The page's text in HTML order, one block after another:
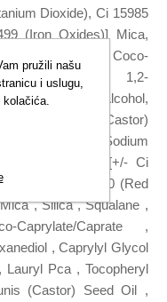
Dioxide), Ci 15985
(Iron Oxides)] Mica,
Myristate, Coco-
Triglyceride, 1,2-
Cetyl Alcohol,
Communis (Castor)
Tin Oxide, Sodium
Oil, Tocopherol, [+/- Ci
6) , Ci 45410 (Red
, Silica , Squalane ,
Caprate ,
, Caprylyl Glycol
Lauryl Pca , Tocopheryl
(Castor) Seed Oil ,
pružili našu
i uslugu,